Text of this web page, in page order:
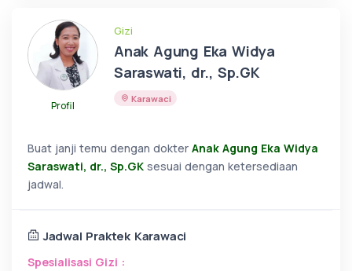
Profil
Gizi
Anak Agung Eka Widya
Saraswati, dr., Sp.GK
Karawaci
Buat janji temu dengan dokter Anak Agung Eka Widya
Saraswati, dr., Sp.GK sesuai dengan ketersediaan
jadwal.
Jadwal Praktek Karawaci
Spesialisasi Gizi :